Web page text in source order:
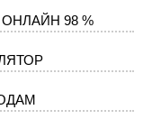
98 %